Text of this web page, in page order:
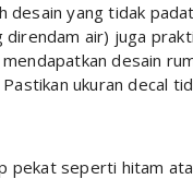
desain yang tidak
air) juga
desain
ukuran decal
pekat seperti hitam